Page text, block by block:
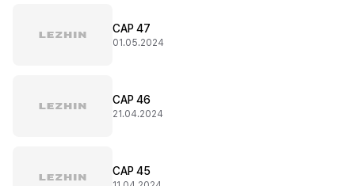
CAP 47
01.05.2024
CAP 46
21.04.2024
CAP 45